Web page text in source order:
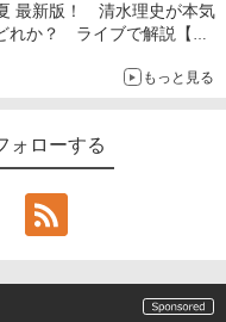
最新版！ 清水理史が本気
れか？ ライブで解説【清
もっと見る
ォローする